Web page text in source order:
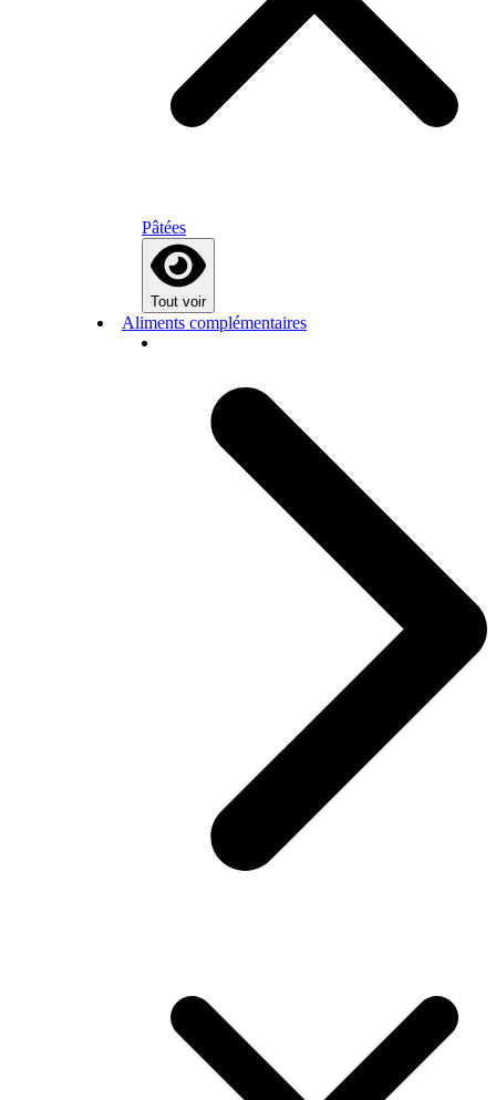
Pâtées
Tout voir
Aliments complémentaires